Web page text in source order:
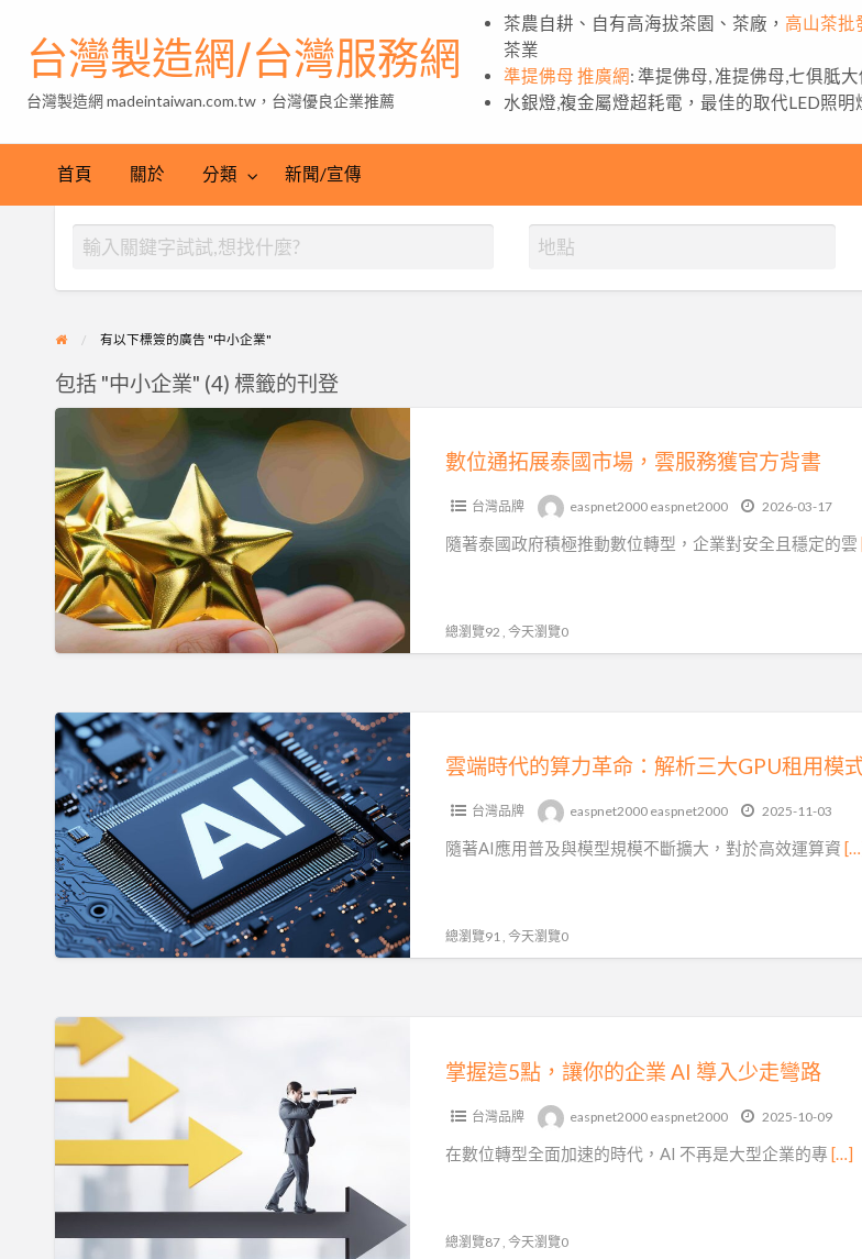
台灣製造網/台灣服務網
台灣製造網 madeintaiwan.com.tw，台灣優良企業推薦
茶農自耕、自有高海拔茶園、茶廠， 高山茶批
茶業
準提佛母 推廣網: 準提佛母, 准提佛母,七俱胝
水銀燈,複金屬燈超耗電，最佳的取代LED照明
首頁 關於 分類 新聞/宣傳
有以下標簽的廣告 "中小企業"
包括 "中小企業" (4) 標籤的刊登
通
拓
展
泰
國
場，
服
務
獲
官
方
背
書
數位通拓展泰國市場，雲服務獲官方背書
台灣品牌 easpnet2000 easpnet2000 2026-03-17
隨著泰國政府積極推動數位轉型，企業對安全且穩定的雲
總瀏覽92 , 今天瀏覽0
雲
端
時
代
的
算
力
革
命：
析
三
大
租
用
台灣品牌 easpnet2000 easpnet2000 2025-11-03
隨著AI應用普及與模型規模不斷擴大，對於高效運算資
總瀏覽91 , 今天瀏覽0
掌
點，
你
的
掌握這5點，讓你的企業 AI 導入少走彎路
台灣品牌 easpnet2000 easpnet2000 2025-10-09
在數位轉型全面加速的時代，AI 不再是大型企業的專 […]
總瀏覽87 , 今天瀏覽0